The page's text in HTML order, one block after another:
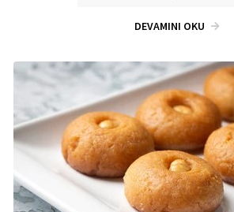
DEVAMINI OKU